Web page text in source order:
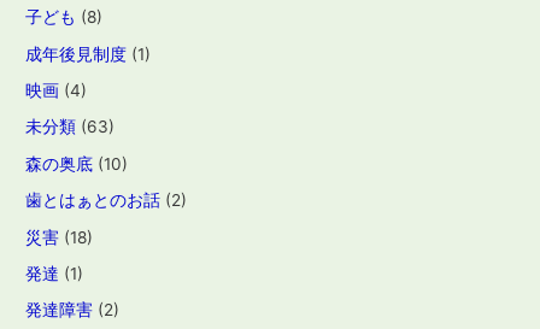
子ども (8)
成年後見制度 (1)
映画 (4)
未分類 (63)
森の奥底 (10)
歯とはぁとのお話 (2)
災害 (18)
発達 (1)
発達障害 (2)